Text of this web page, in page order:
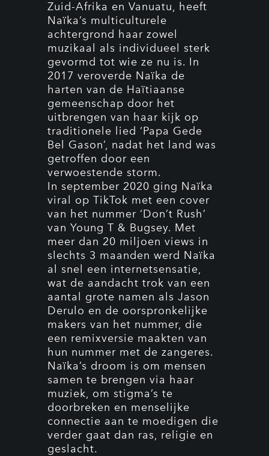
Zuid-Afrika en Vanuatu, heeft
Naïka’s multiculturele
achtergrond haar zowel
muzikaal als individueel sterk
gevormd tot wie ze nu is. In
2017 veroverde Naïka de
harten van de Haïtiaanse
gemeenschap door het
uitbrengen van haar kijk op
traditionele lied ‘Papa Gede
Bel Gason’, nadat het land was
getroffen door een
verwoestende storm.
In september 2020 ging Naïka
viral op TikTok met een cover
van het nummer ‘Don’t Rush’
van Young T & Bugsey. Met
meer dan 20 miljoen views in
slechts 3 maanden werd Naïka
al snel een internetsensatie,
wat de aandacht trok van een
aantal grote namen als Jason
Derulo en de oorspronkelijke
makers van het nummer, die
een remixversie maakten van
hun nummer met de zangeres.
Naïka’s droom is om mensen
samen te brengen via haar
muziek, om stigma’s te
doorbreken en menselijke
connectie aan te moedigen die
verder gaat dan ras, religie en
geslacht.